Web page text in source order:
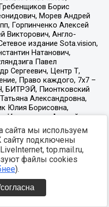
сайта мы используем
сайту подключены
top.mail.ru,
файлы cookies
).